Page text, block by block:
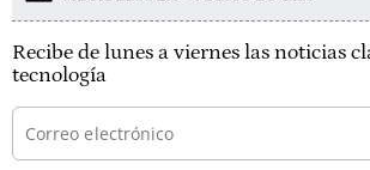
Recibe de lunes a viernes las noticias
tecnología